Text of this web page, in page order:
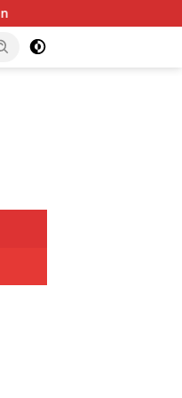
Manado Lakukan Soft